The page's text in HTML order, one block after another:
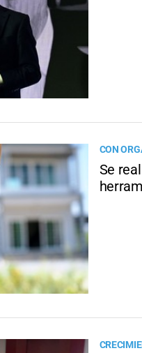
CON
Se